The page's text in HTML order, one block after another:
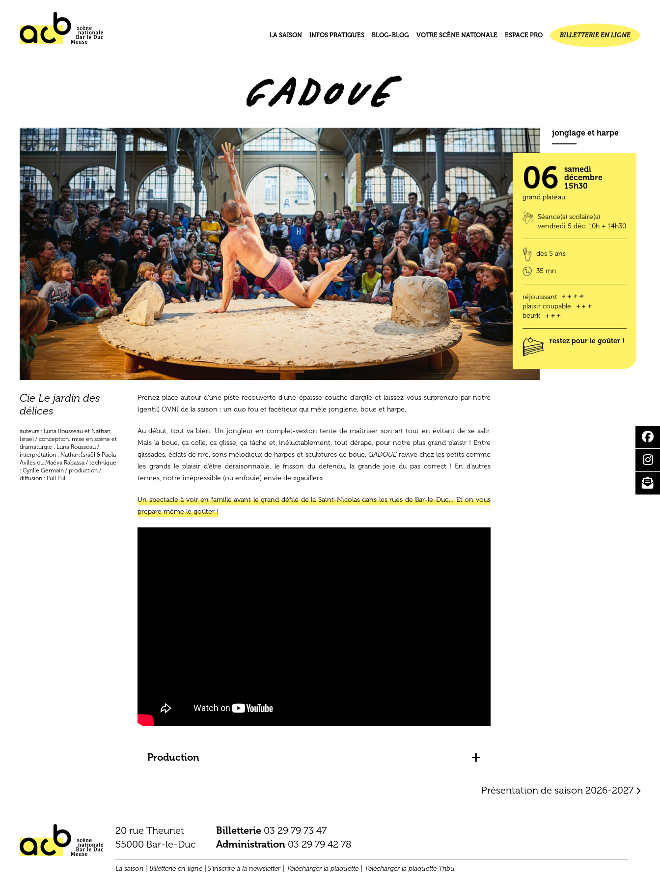
LA SAISON INFOS PRATIQUES
Accessibilité Handicap
BLOG-BLOG
Vidéothèque
VOTRE SCÈNE NATIONALE ESPACE PRO BILLETTERIE EN LIGNE
Cie Le jardin des
délices
auteurs : Luna Rousseau et Nathan
Israël / conception, mise en scène et
dramaturgie : Luna Rousseau /
interprétation : Nathan Israël & Paola
Aviles ou Maéva Rabassa / technique
: Cyrille Germain / production /
diffusion : Full Full
Prenez place autour d’une piste recouverte d’une épaisse couche d’argile et laissez-vous surprendre par notre
(gentil) OVNI de la saison : un duo fou et facétieux qui mêle jonglerie, boue et harpe.
Au début, tout va bien. Un jongleur en complet-veston tente de maîtriser son art tout en évitant de se salir.
Mais la boue, ça colle, ça glisse, ça tâche et, inéluctablement, tout dérape, pour notre plus grand plaisir ! Entre
glissades, éclats de rire, sons mélodieux de harpes et sculptures de boue, GADOUEravive chez les petits comme
les grands le plaisir d’être déraisonnable, le frisson du défendu, la grande joie du pas correct ! En d’autres
termes, notre irrépressible (ou enfouie) envie de «gauiller»…
Un spectacle à voir en famille avant le grand défilé de la Saint-Nicolas dans les rues de Bar-le-Duc… Et on vous
prépare même le goûter !
Production +
jonglage et harpe
06
samedi
décembre
15h30
grand plateau
Séance(s) scolaire(s)
vendredi 5 déc. 10h + 14h30
dès 5 ans
35 mn
réjouissant
plaisir coupable
beurk
restez pour le goûter !
Présentation de saison 2026-2027
20 rue Theuriet
55000 Bar-le-Duc
Billetterie 03 29 79 73 47
Administration 03 29 79 42 78
La saison Billetterie en ligne S’inscrire à la newsletter| Télécharger la plaquette Télécharger la plaquette Tribu